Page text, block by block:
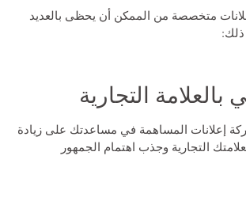
متخصصة من الممكن أن يحظى بالعديد
ذلك:
بالعلامة التجارية
إعلانات المساهمة في مساعدتك على زيادة
التجارية وجذب اهتمام الجمهور